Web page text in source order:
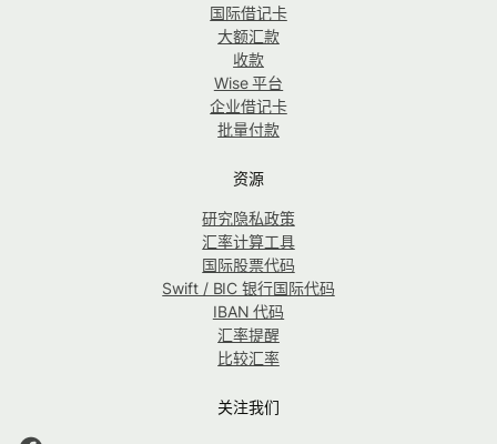
国际借记卡
大额汇款
收款
Wise 平台
企业借记卡
批量付款
资源
研究隐私政策
汇率计算工具
国际股票代码
Swift / BIC 银行国际代码
IBAN 代码
汇率提醒
比较汇率
关注我们